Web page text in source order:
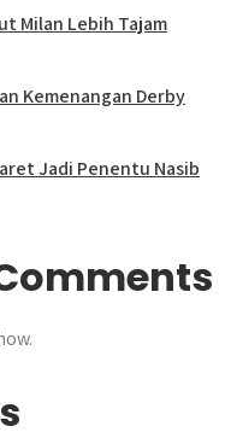
Milan Lebih Tajam
Kemenangan Derby
Jadi Penentu Nasib